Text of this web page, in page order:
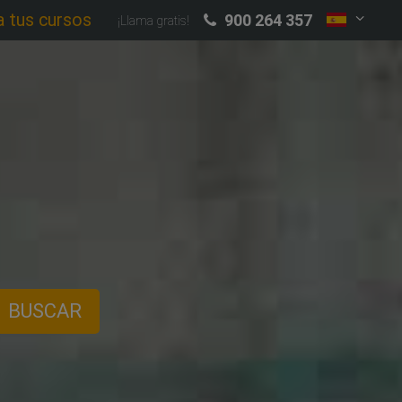
tus cursos ¡Llama gratis! 900 264 357
BUSCAR